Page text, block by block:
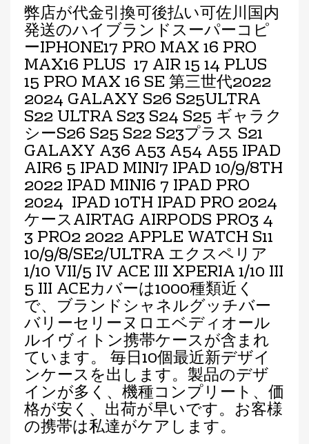
弊店が代金引換可後払い可佐川国内
発送のハイブランドスーパーコピ
ーIPHONE17 PRO MAX 16 PRO
MAX16 PLUS 17 AIR 15 14 PLUS
15 PRO MAX 16 SE 第三世代2022
2024 GALAXY S26 S25ULTRA
S22 ULTRA S23 S24 S25 ギャラク
シーS26 S25 S22 S23プラス S21
GALAXY A36 A53 A54 A55 IPAD
AIR6 5 IPAD MINI7 IPAD 10/9/8TH
2022 IPAD MINI6 7 IPAD PRO
2024 IPAD 10TH IPAD PRO 2024
ケースAIRTAG AIRPODS PRO3 4
3 PRO2 2022 APPLE WATCH S11
10/9/8/SE2/ULTRA エクスペリア
1/10 VII/5 IV ACE III XPERIA 1/10 III
5 III ACEカバーは1000種類近く
で、ブランドシャネルグッチバー
バリーセリーヌロエベディオール
ルイヴィトン携帯ケースが含まれ
ています。 毎日10個最近新デザイ
ンケースを出します。製品のデザ
インが多く、機種コンプリート、価
格が安く、出荷が早いです。お客様
の携帯は私達がケアします。